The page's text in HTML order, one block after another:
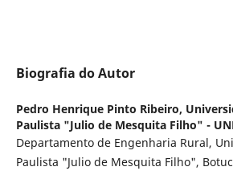
Biografia do Autor
Pedro Henrique Pinto Ribeiro,
Paulista "Julio de Mesquita Filho" -
Departamento de Engenharia Rural,
Paulista "Julio de Mesquita Filho",